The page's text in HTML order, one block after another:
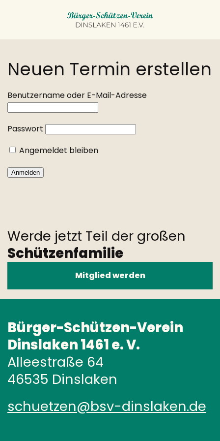
Neuen Termin erstellen
Benutzername oder E-Mail-Adresse
Passwort
Angemeldet bleiben
Werde jetzt Teil der großen
Schützenfamilie
Mitglied werden
Bürger-Schützen-Verein
Dinslaken 1461 e. V.
Alleestraße 64
46535 Dinslaken
schuetzen@bsv-dinslaken.de